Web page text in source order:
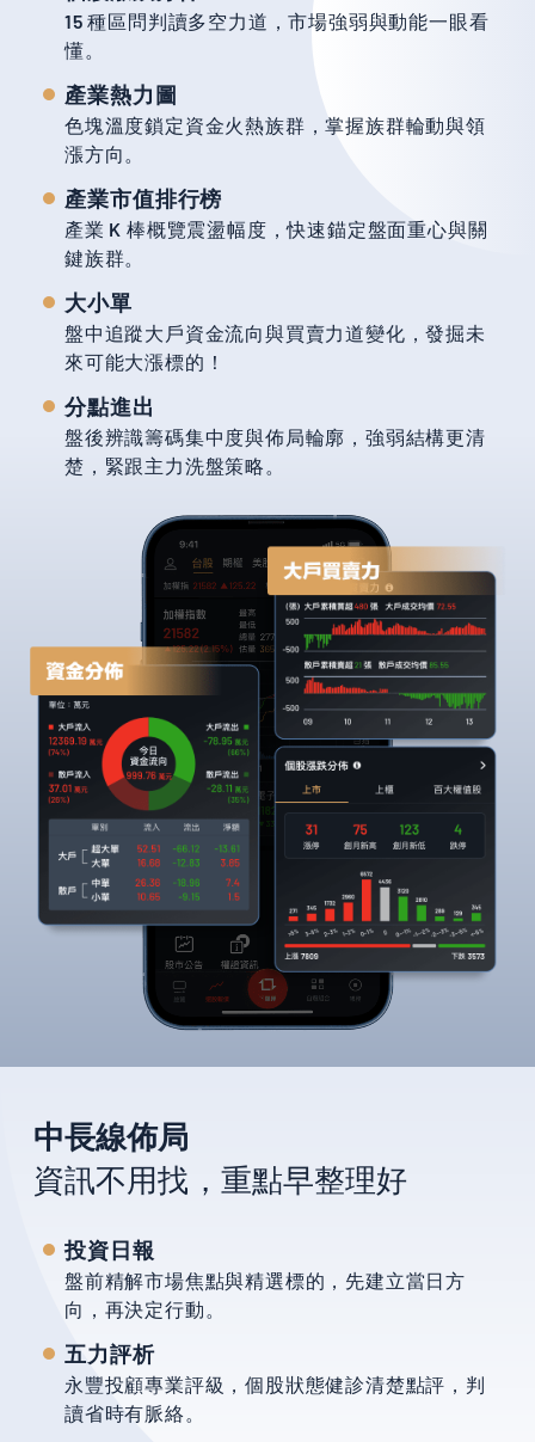
15 種區問判讀多空力道，市場強弱與動能一眼看
懂。
產業熱力圖
色塊溫度鎖定資金火熱族群，掌握族群輪動與領
漲方向。
產業市值排行榜
產業 K 棒概覽震盪幅度，快速錨定盤面重心與關
鍵族群。
大小單
盤中追蹤大戶資金流向與買賣力道變化，發掘未
來可能大漲標的！
分點進出
盤後辨識籌碼集中度與佈局輪廓，強弱結構更清
楚，緊跟主力洗盤策略。
中長線佈局
資訊不用找，重點早整理好
投資日報
盤前精解市場焦點與精選標的，先建立當日方
向，再決定行動。
五力評析
永豐投顧專業評級，個股狀態健診清楚點評，判
讀省時有脈絡。